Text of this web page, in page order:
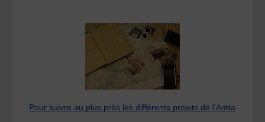
Pour suivre au plus près les différents projets de l’Amta